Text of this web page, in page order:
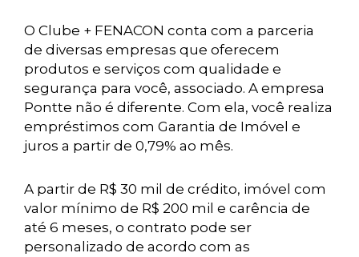
O Clube + FENACON conta com a parceria
de diversas empresas que oferecem
produtos e serviços com qualidade e
segurança para você, associado. A empresa
Pontte não é diferente. Com ela, você realiza
empréstimos com Garantia de Imóvel e
juros a partir de 0,79% ao mês.
A partir de R$ 30 mil de crédito, imóvel com
valor mínimo de R$ 200 mil e carência de
até 6 meses, o contrato pode ser
personalizado de acordo com as